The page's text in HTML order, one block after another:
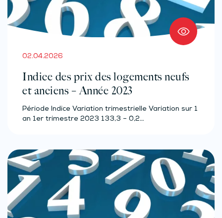
02.04.2026
Indice des prix des logements neufs
et anciens – Année 2023
Période Indice Variation trimestrielle Variation sur 1
an 1er trimestre 2023 133,3 – 0,2…